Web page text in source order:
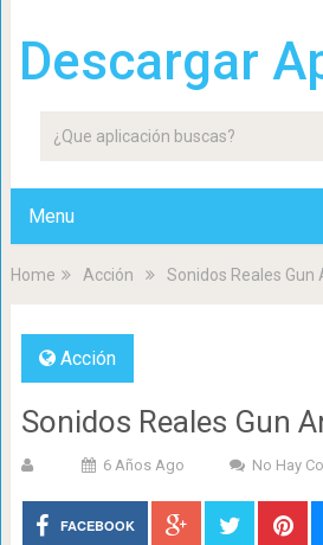
Descargar
Menu
Home Acción Sonidos Reales Gun
Acción
Sonidos Reales Gun
6 Años Ago No Hay
FACEBOOK